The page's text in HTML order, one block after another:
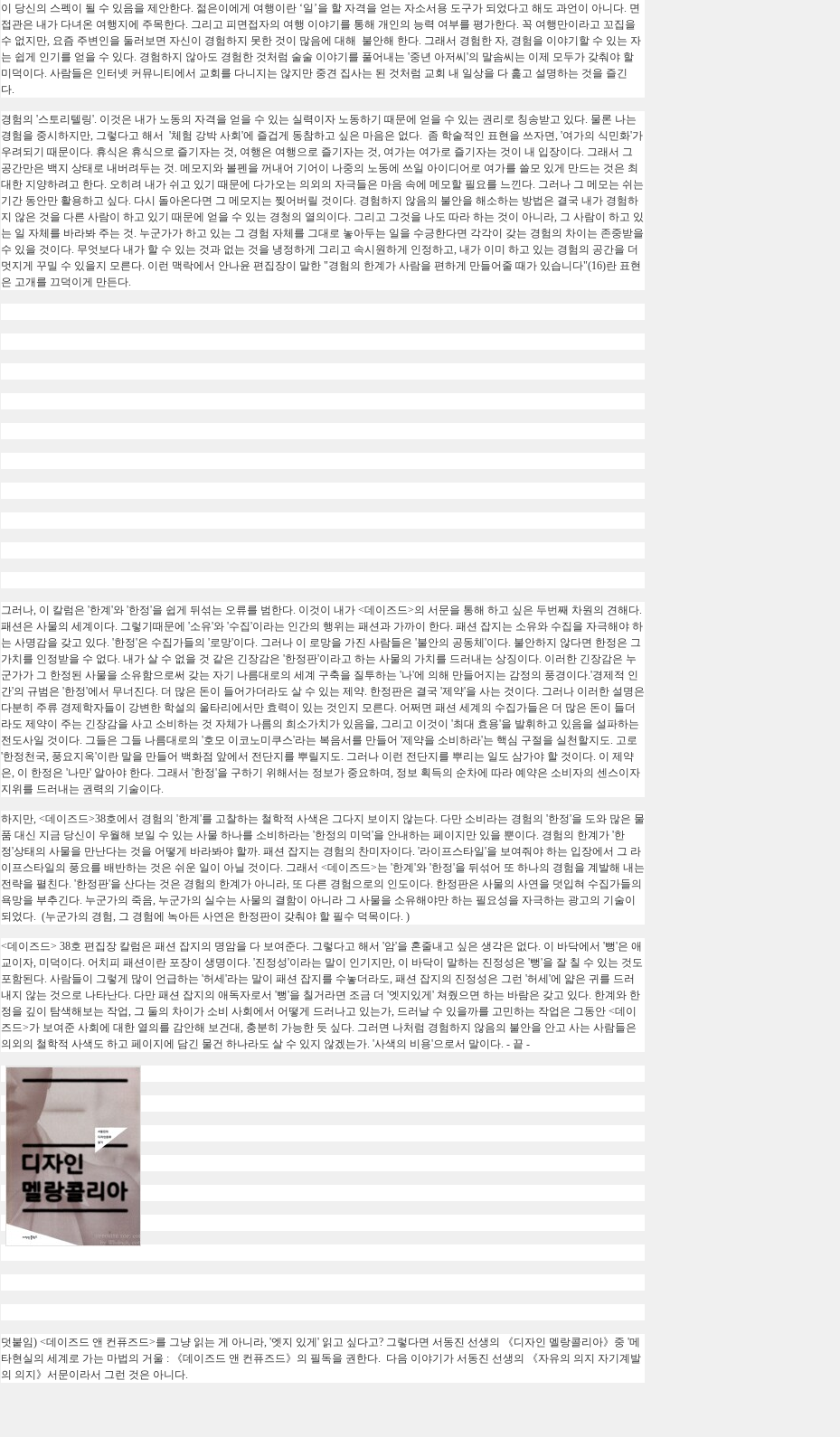
이 당신의 스펙이 될 수 있음을 제안한다. 젊은이에게 여행이란 ‘일 ’을 할 자격을 얻는 자소서용 도구가 되었다고 해도 과언이 아니다. 면
접관은 내가 다녀온 여행지에 주목한다. 그리고 피면접자의 여행 이야기를 통해 개인의 능력 여부를 평가한다. 꼭 여행만이라고 꼬집을
수 없지만, 요즘 주변인을 둘러보면 자신이 경험하지 못한 것이 많음에 대해 불안해 한다. 그래서 경험한 자, 경험을 이야기할 수 있는 자
는 쉽게 인기를 얻을 수 있다. 경험하지 않아도 경험한 것처럼 술술 이야기를 풀어내는 '중년 아저씨'의 말솜씨는 이제 모두가 갖춰야 할
미덕이다. 사람들은 인터넷 커뮤니티에서 교회를 다니지는 않지만 중견 집사는 된 것처럼 교회 내 일상을 다 훑고 설명하는 것을 즐긴
다.
경험의 '스토리텔링'. 이것은 내가 노동의 자격을 얻을 수 있는 실력이자 노동하기 때문에 얻을 수 있는 권리로 칭송받고 있다. 물론 나는
경험을 중시하지만, 그렇다고 해서 '체험 강박 사회'에 즐겁게 동참하고 싶은 마음은 없다. 좀 학술적인 표현을 쓰자면, '여가의 식민화'가
우려되기 때문이다. 휴식은 휴식으로 즐기자는 것, 여행은 여행으로 즐기자는 것, 여가는 여가로 즐기자는 것이 내 입장이다. 그래서 그
공간만은 백지 상태로 내버려두는 것. 메모지와 볼펜을 꺼내어 기어이 나중의 노동에 쓰일 아이디어로 여가를 쓸모 있게 만드는 것은 최
대한 지양하려고 한다. 오히려 내가 쉬고 있기 때문에 다가오는 의외의 자극들은 마음 속에 메모할 필요를 느낀다. 그러나 그 메모는 쉬는
기간 동안만 활용하고 싶다. 다시 돌아온다면 그 메모지는 찢어버릴 것이다. 경험하지 않음의 불안을 해소하는 방법은 결국 내가 경험하
지 않은 것을 다른 사람이 하고 있기 때문에 얻을 수 있는 경청의 열의이다. 그리고 그것을 나도 따라 하는 것이 아니라, 그 사람이 하고 있
는 일 자체를 바라봐 주는 것. 누군가가 하고 있는 그 경험 자체를 그대로 놓아두는 일을 수긍한다면 각각이 갖는 경험의 차이는 존중받을
수 있을 것이다. 무엇보다 내가 할 수 있는 것과 없는 것을 냉정하게 그리고 속시원하게 인정하고, 내가 이미 하고 있는 경험의 공간을 더
멋지게 꾸밀 수 있을지 모른다. 이런 맥락에서 안나윤 편집장이 말한 "경험의 한계가 사람을 편하게 만들어줄 때가 있습니다"(16)란 표현
은 고개를 끄덕이게 만든다.
그러나, 이 칼럼은 '한계'와 '한정'을 쉽게 뒤섞는 오류를 범한다. 이것이 내가 <데이즈드>의 서문을 통해 하고 싶은 두번째 차원의 견해다.
패션은 사물의 세계이다. 그렇기때문에 '소유'와 '수집'이라는 인간의 행위는 패션과 가까이 한다. 패션 잡지는 소유와 수집을 자극해야 하
는 사명감을 갖고 있다. '한정'은 수집가들의 '로망'이다. 그러나 이 로망을 가진 사람들은 '불안의 공동체'이다. 불안하지 않다면 한정은 그
가치를 인정받을 수 없다. 내가 살 수 없을 것 같은 긴장감은 '한정판'이라고 하는 사물의 가치를 드러내는 상징이다. 이러한 긴장감은 누
군가가 그 한정된 사물을 소유함으로써 갖는 자기 나름대로의 세계 구축을 질투하는 '나'에 의해 만들어지는 감정의 풍경이다.'경제적 인
간'의 규범은 '한정'에서 무너진다. 더 많은 돈이 들어가더라도 살 수 있는 제약. 한정판은 결국 '제약'을 사는 것이다. 그러나 이러한 설명은
다분히 주류 경제학자들이 강변한 학설의 울타리에서만 효력이 있는 것인지 모른다. 어쩌면 패션 세계의 수집가들은 더 많은 돈이 들더
라도 제약이 주는 긴장감을 사고 소비하는 것 자체가 나름의 희소가치가 있음을, 그리고 이것이 '최대 효용'을 발휘하고 있음을 설파하는
전도사일 것이다. 그들은 그들 나름대로의 '호모 이코노미쿠스'라는 복음서를 만들어 '제약을 소비하라'는 핵심 구절을 실천할지도. 고로
'한정천국, 풍요지옥'이란 말을 만들어 백화점 앞에서 전단지를 뿌릴지도. 그러나 이런 전단지를 뿌리는 일도 삼가야 할 것이다. 이 제약
은, 이 한정은 '나만' 알아야 한다. 그래서 '한정'을 구하기 위해서는 정보가 중요하며, 정보 획득의 순차에 따라 예약은 소비자의 센스이자
지위를 드러내는 권력의 기술이다.
하지만, <데이즈드>38호에서 경험의 '한계'를 고찰하는 철학적 사색은 그다지 보이지 않는다. 다만 소비라는 경험의 '한정'을 도와 많은 물
품 대신 지금 당신이 우월해 보일 수 있는 사물 하나를 소비하라는 '한정의 미덕'을 안내하는 페이지만 있을 뿐이다. 경험의 한계가 '한
정'상태의 사물을 만난다는 것을 어떻게 바라봐야 할까. 패션 잡지는 경험의 찬미자이다. '라이프스타일'을 보여줘야 하는 입장에서 그 라
이프스타일의 풍요를 배반하는 것은 쉬운 일이 아닐 것이다. 그래서 <데이즈드>는 '한계'와 '한정'을 뒤섞어 또 하나의 경험을 계발해 내는
전략을 펼친다. '한정판'을 산다는 것은 경험의 한계가 아니라, 또 다른 경험으로의 인도이다. 한정판은 사물의 사연을 덧입혀 수집가들의
욕망을 부추긴다. 누군가의 죽음, 누군가의 실수는 사물의 결함이 아니라 그 사물을 소유해야만 하는 필요성을 자극하는 광고의 기술이
되었다. (누군가의 경험, 그 경험에 녹아든 사연은 한정판이 갖춰야 할 필수 덕목이다. )
<데이즈드> 38호 편집장 칼럼은 패션 잡지의 명암을 다 보여준다. 그렇다고 해서 '암'을 혼줄내고 싶은 생각은 없다. 이 바닥에서 '뻥'은 애
교이자, 미덕이다. 어치피 패션이란 포장이 생명이다. '진정성'이라는 말이 인기지만, 이 바닥이 말하는 진정성은 '뻥'을 잘 칠 수 있는 것도
포함된다. 사람들이 그렇게 많이 언급하는 '허세'라는 말이 패션 잡지를 수놓더라도, 패션 잡지의 진정성은 그런 '허세'에 얇은 귀를 드러
내지 않는 것으로 나타난다. 다만 패션 잡지의 애독자로서 '뻥'을 칠거라면 조금 더 '엣지있게' 쳐줬으면 하는 바람은 갖고 있다. 한계와 한
정을 깊이 탐색해보는 작업, 그 둘의 차이가 소비 사회에서 어떻게 드러나고 있는가, 드러날 수 있을까를 고민하는 작업은 그동안 <데이
즈드>가 보여준 사회에 대한 열의를 감안해 보건대, 충분히 가능한 듯 싶다. 그러면 나처럼 경험하지 않음의 불안을 안고 사는 사람들은
의외의 철학적 사색도 하고 페이지에 담긴 물건 하나라도 살 수 있지 않겠는가. '사색의 비용'으로서 말이다. - 끝 -
덧붙임) <데이즈드 앤 컨퓨즈드>를 그냥 읽는 게 아니라, '엣지 있게' 읽고 싶다고? 그렇다면 서동진 선생의 《디자인 멜랑콜리아》중 '메
타현실의 세계로 가는 마법의 거울 : 《데이즈드 앤 컨퓨즈드》의 필독을 권한다. 다음 이야기가 서동진 선생의 《자유의 의지 자기계발
의 의지》서문이라서 그런 것은 아니다.